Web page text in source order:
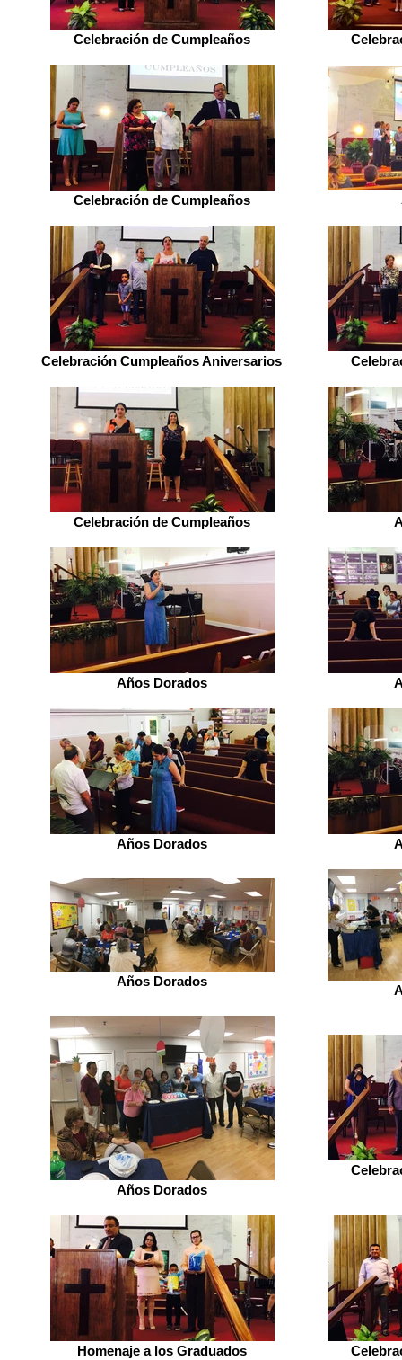
Celebración de Cumpleaños
Celebración de Cumpleaños
Celebración Cumpleaños Aniversarios
Celebración de Cumpleaños
Años Dorados
Años Dorados
Años Dorados
Años Dorados
Homenaje a los Graduados